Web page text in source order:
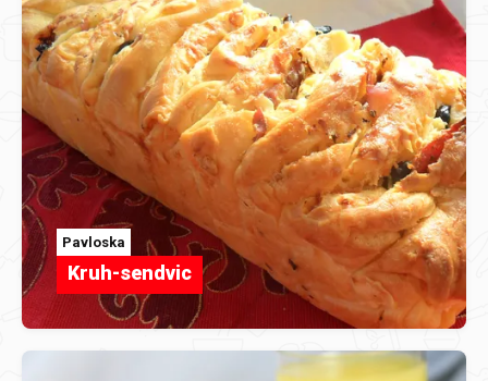
Pavloska
Kruh-sendvic